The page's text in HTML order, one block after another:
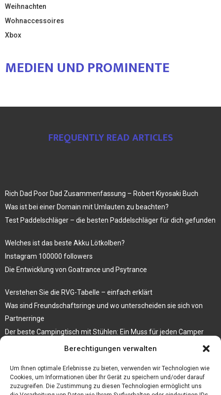
Berechtigungen verwalten
Um Ihnen optimale Erlebnisse zu bieten, verwenden wir Technologien wie
Cookies, um Informationen über Ihr Gerät zu speichern und/oder darauf
zuzugreifen. Die Zustimmung zu diesen Technologien ermöglicht uns
Weihnachten
Wohnaccessoires
Xbox
MEDIEN UND PROMINENTE
FREQUENTLY READ ARTICLES
Rich Dad Poor Dad Zusammenfassung – Robert Kiyosaki Buch
Was ist bei einer Domain mit Umlauten zu beachten?
Test Paddelschläger – die besten Paddelschläger für dich gefunden
Welches ist das beste Akku Lötkolben?
Instagram 100000 followers
Die Entwicklung von Goatrance und Psytrance
Verstehen Sie die RVG-Tabelle – einfach erklärt
Was sind Freundschaftsringe und wo unterscheiden sie sich von
Partnerringe
Der beste Campingtisch mit Stühlen: Ein Muss für jeden Camper
Die Küche als Platz der Gemeinschaft
Elektrokamin Bestseller – die besten Stücke für Ihr Zuhause